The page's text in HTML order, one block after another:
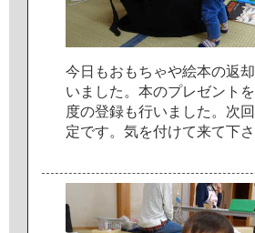
今 日 もお もち ゃや絵本の返却
い ま した 。 本のプレゼン ト を
度の登録も行い ま した 。 次回
定です。 気を付けて来て下さ